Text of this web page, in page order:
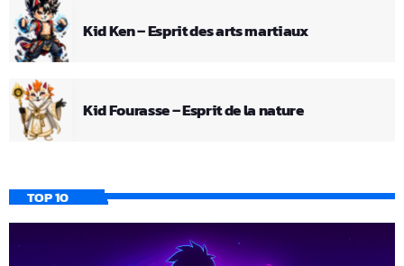
Kid Ken – Esprit des arts martiaux
Kid Fourasse – Esprit de la nature
TOP 10